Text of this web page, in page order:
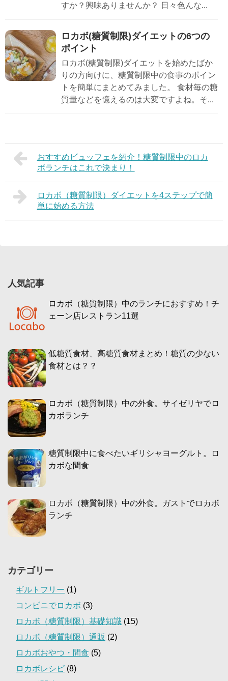
すか？興味ありませんか？ 日々色んな...
ロカボ(糖質制限)ダイエットの6つの
ポイント
ロカボ(糖質制限)ダイエットを始めたばか
りの方向けに、糖質制限中の食事のポイン
トを簡単にまとめてみました。 食材毎の糖
質量などを憶えるのは大変ですよね。そ...
おすすめビュッフェを紹介！糖質制限中のロカ
ボランチはこれで決まり！
ロカボ（糖質制限）ダイエットを4ステップで簡
単に始める方法
人気記事
ロカボ（糖質制限）中のランチにおすすめ！チ
ェーン店レストラン11選
低糖質食材、高糖質食材まとめ！糖質の少ない
食材とは？？
ロカボ（糖質制限）中の外食。サイゼリヤでロ
カボランチ
糖質制限中に食べたいギリシャヨーグルト。ロ
カボな間食
ロカボ（糖質制限）中の外食。ガストでロカボ
ランチ
カテゴリー
ギルトフリー (1)
コンビニでロカボ (3)
ロカボ（糖質制限）基礎知識 (15)
ロカボ（糖質制限）通販 (2)
ロカボおやつ・間食 (5)
ロカボレシピ (8)